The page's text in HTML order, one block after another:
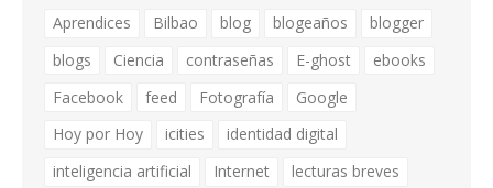
Aprendices Bilbao blog blogeaños
blogger
blogs
Ciencia contraseñas E-ghost
ebooks
Facebook
feed Fotografía
Google
Hoy por Hoy
icities
identidad digital
inteligencia artificial
Internet
lecturas breves